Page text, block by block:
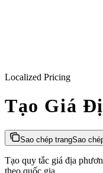
Localized Pricing
Tạo Giá
Sao chép trangSao
Tạo quy tắc giá địa
theo quốc gia.